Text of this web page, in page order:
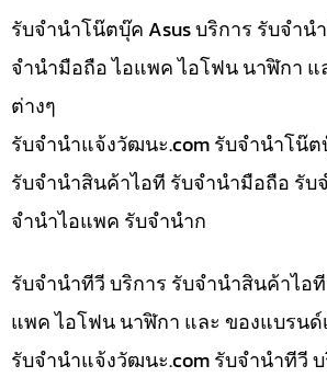
รับจำนำโน๊ตบุ๊ค Asus บริการ รับจำน
จำนำมือถือ ไอแพค ไอโฟน นาฬิกา
ต่างๆ
รับจํานําแจ้งวัฒนะ.com รับจำนำโน๊ต
รับจำนำสินค้าไอที รับจำนำมือถือ รับ
จำนำไอแพค รับจำนำก
รับจำนำทีวี บริการ รับจำนำสินค้าไอ
แพค ไอโฟน นาฬิกา และ ของแบรนด์
รับจํานําแจ้งวัฒนะ.com รับจำนำทีวี